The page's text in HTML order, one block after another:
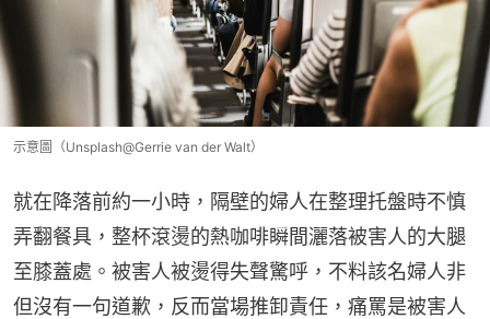
示意圖（Unsplash@Gerrie van der Walt）
就在降落前約一小時，隔壁的婦人在整理托盤時不慎
弄翻餐具，整杯滾燙的熱咖啡瞬間灑落被害人的大腿
至膝蓋處。被害人被燙得失聲驚呼，不料該名婦人非
但沒有一句道歉，反而當場推卸責任，痛罵是被害人